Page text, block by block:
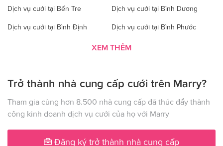
Dịch vụ cưới tại Bến Tre Dịch vụ cưới tại Bình Dương
Dịch vụ cưới tại Bình Định Dịch vụ cưới tại Bình Phước
Dịch vụ cưới tại Bình Thuận Dịch vụ cưới tại Cà Mau
Dịch vụ cưới tại Hà Nội Dịch vụ cưới tại Đăk Nông
Dịch vụ cưới tại Điện Biên Dịch vụ cưới tại Đồng Nai
Dịch vụ cưới tại Đồng Tháp Dịch vụ cưới tại Gia Lai
Dịch vụ cưới tại Hà Giang Dịch vụ cưới tại Hà Nam
XEM THÊM
Trở thành nhà cung cấp cưới trên Marry?
Tham gia cùng hơn 8.500 nhà cung cấp đã thúc đẩy thành
công kinh doanh dịch vụ cưới của họ với Marry
Đăng ký trở thành nhà cung cấp